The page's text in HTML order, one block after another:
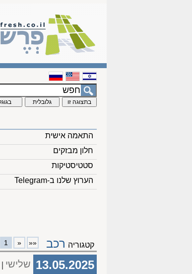
התאמה אישית
חלון מבזקים
סטטיסטיקות
הערוץ שלנו ב-Telegram
קטגוריה רכב ««
«
1
13.05.2025 שלישי